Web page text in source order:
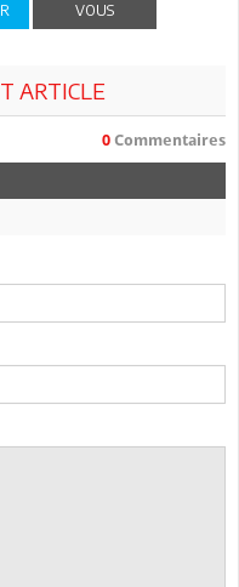
VOUS
ARTICLE
0 Commentaires